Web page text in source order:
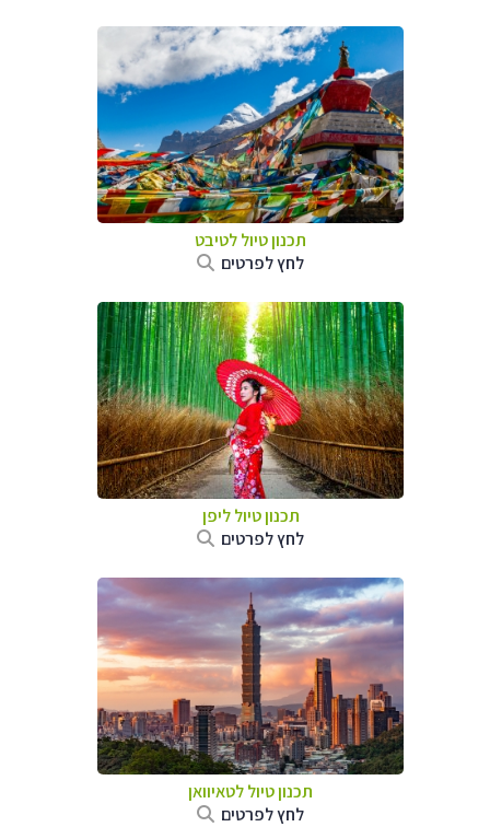
תכנון טיוללטיבט
לחץ לפרטים
תכנון טיולליפן
לחץ לפרטים
תכנון טיוללטאיוואן
לחץ לפרטים